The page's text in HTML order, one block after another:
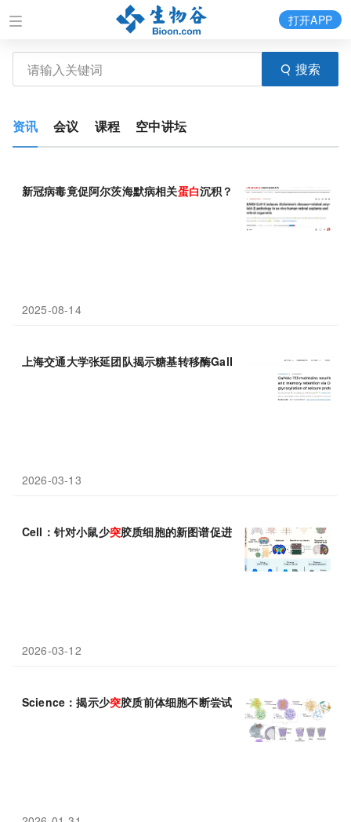
搜索
打开APP
资讯 会议 课程 空中讲坛
新冠病毒竟促阿尔茨海默病相关蛋白沉积？Sci Adv视网膜研究揭
2025-08-14
上海交通大学张延团队揭示糖基转移酶GalNAc-T13通过修饰癫痫
2026-03-13
Cell：针对小鼠少突胶质细胞的新图谱促进了对神经系统疾病的理
2026-03-12
Science：揭示少突胶质前体细胞不断尝试制造新的产生髓磷脂的